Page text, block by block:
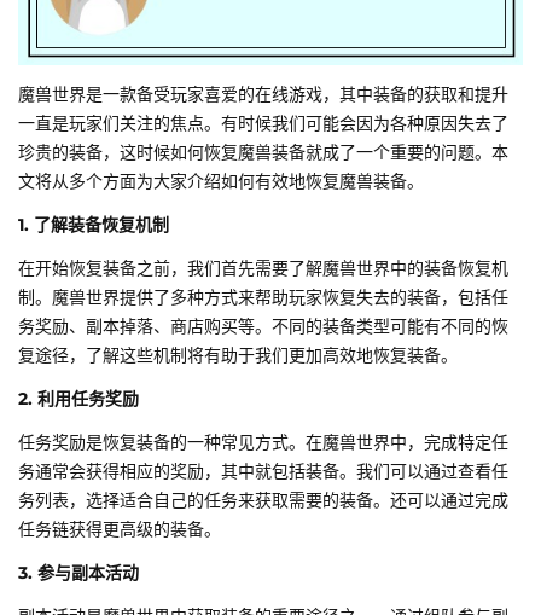
魔兽世界是一款备受玩家喜爱的在线游戏，其中装备的获取和提升
一直是玩家们关注的焦点。有时候我们可能会因为各种原因失去了
珍贵的装备，这时候如何恢复魔兽装备就成了一个重要的问题。本
文将从多个方面为大家介绍如何有效地恢复魔兽装备。
1. 了解装备恢复机制
在开始恢复装备之前，我们首先需要了解魔兽世界中的装备恢复机
制。魔兽世界提供了多种方式来帮助玩家恢复失去的装备，包括任
务奖励、副本掉落、商店购买等。不同的装备类型可能有不同的恢
复途径，了解这些机制将有助于我们更加高效地恢复装备。
2. 利用任务奖励
任务奖励是恢复装备的一种常见方式。在魔兽世界中，完成特定任
务通常会获得相应的奖励，其中就包括装备。我们可以通过查看任
务列表，选择适合自己的任务来获取需要的装备。还可以通过完成
任务链获得更高级的装备。
3. 参与副本活动